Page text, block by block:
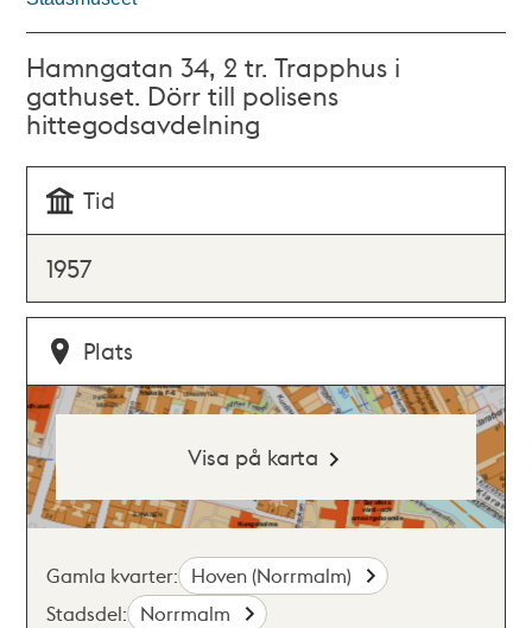
Hamngatan 34, 2 tr. Trapphus i
gathuset. Dörr till polisens
hittegodsavdelning
Tid
1957
Plats
Visa på karta
Gamla kvarter: Hoven (Norrmalm)
Stadsdel: Norrmalm